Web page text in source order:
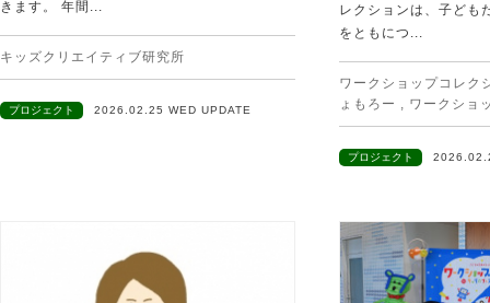
きます。 年間...
キッズクリエイティブ研究所
プロジェクト 2026.02.25 WED UPDATE
レクションは、子ども
をともにつ...
ワークショップコレク
ょもろー , ワークショ
プロジェクト